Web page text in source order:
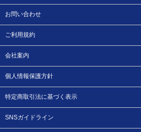
お問い合わせ
ご利用規約
会社案内
個人情報保護方針
特定商取引法に基づく表示
SNSガイドライン